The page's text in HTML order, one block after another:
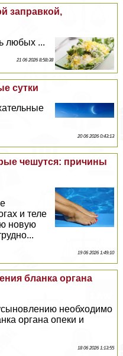
заправкой,
любых ...
21 06 2026 8:58:38
сутки
20 06 2026 0:43:13
чешутся: причины
и теле
новую
19 06 2026 1:49:10
бланка органа
необходимо
органа опеки и
18 06 2026 1:13:55